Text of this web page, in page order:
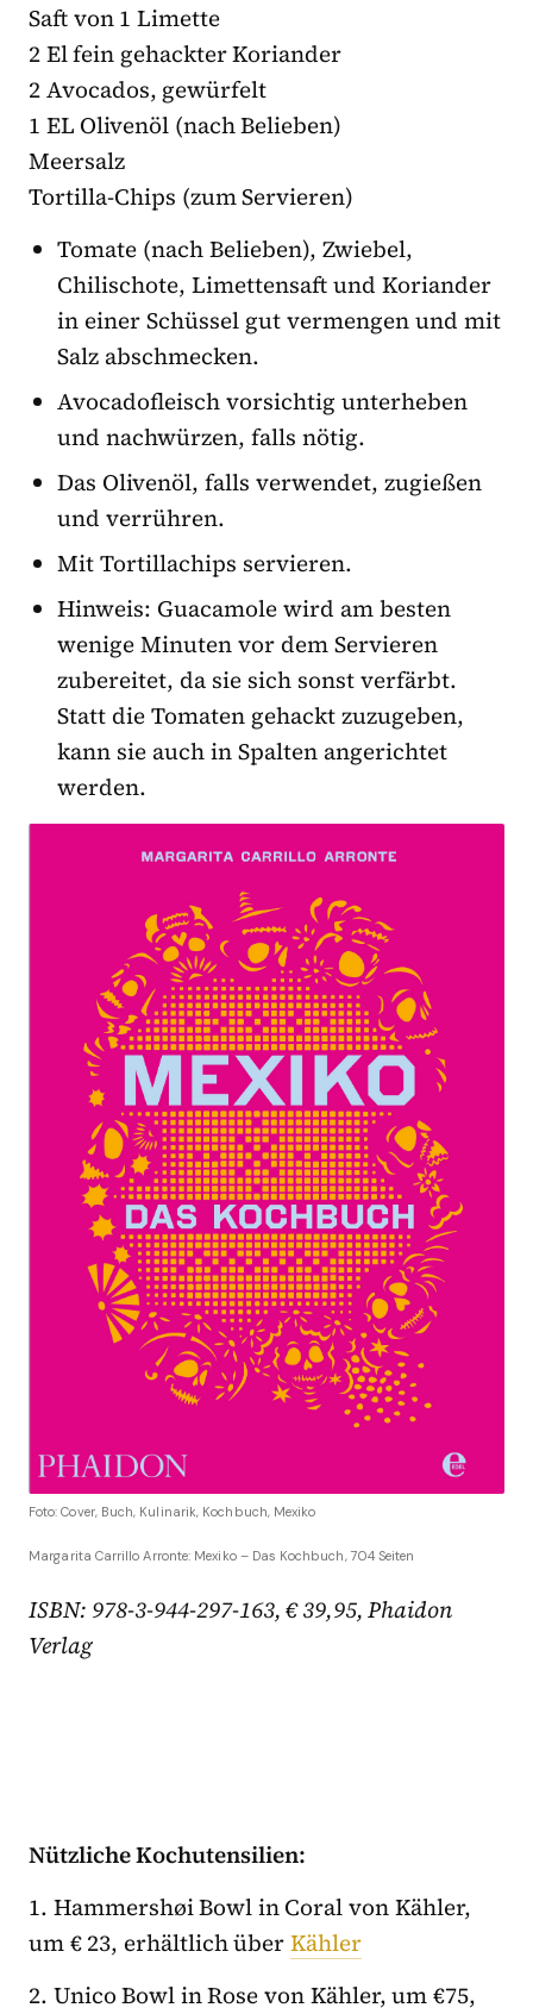
Saft von 1 Limette
2 El fein gehackter Koriander
2 Avocados, gewürfelt
1 EL Olivenöl (nach Belieben)
Meersalz
Tortilla-Chips (zum Servieren)
Tomate (nach Belieben), Zwiebel,
Chilischote, Limettensaft und Koriander
in einer Schüssel gut vermengen und mit
Salz abschmecken.
Avocadofleisch vorsichtig unterheben
und nachwürzen, falls nötig.
Das Olivenöl, falls verwendet, zugießen
und verrühren.
Mit Tortillachips servieren.
Hinweis: Guacamole wird am besten
wenige Minuten vor dem Servieren
zubereitet, da sie sich sonst verfärbt.
Statt die Tomaten gehackt zuzugeben,
kann sie auch in Spalten angerichtet
werden.
Foto: Cover, Buch, Kulinarik, Kochbuch, Mexiko
Margarita Carrillo Arronte: Mexiko – Das Kochbuch, 704 Seiten
ISBN: 978-3-944-297-163, € 39,95, Phaidon
Verlag
Nützliche Kochutensilien:
1. Hammershøi Bowl in Coral von Kähler,
um € 23, erhältlich überKähler
2. Unico Bowl in Rose von Kähler, um €75,